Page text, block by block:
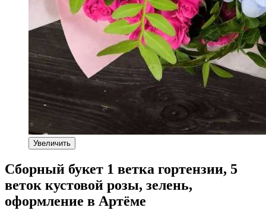
Увеличить
Сборный букет 1 ветка гортензии, 5
веток кустовой розы, зелень,
оформление в Артёме